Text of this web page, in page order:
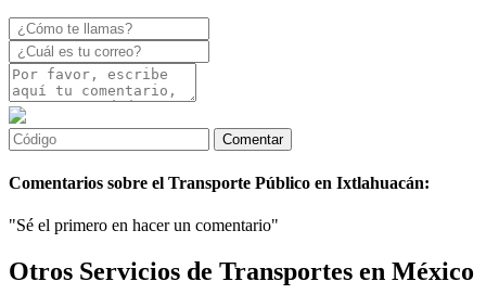
Comentarios sobre el Transporte Público en Ixtlahuacán:
"Sé el primero en hacer un comentario"
Otros Servicios de Transportes en México